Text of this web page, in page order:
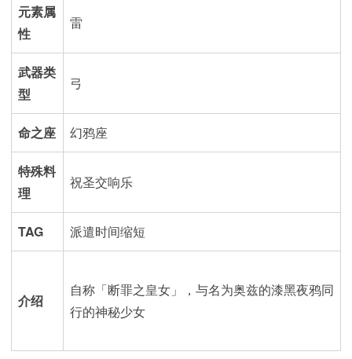
元素属
性
雷
武器类
型
弓
命之座 幻鸦座
特殊料
理
祝圣交响乐
TAG 派遣时间缩短
介绍
自称「断罪之皇女」，与名为奥兹的漆黑夜鸦同
行的神秘少女